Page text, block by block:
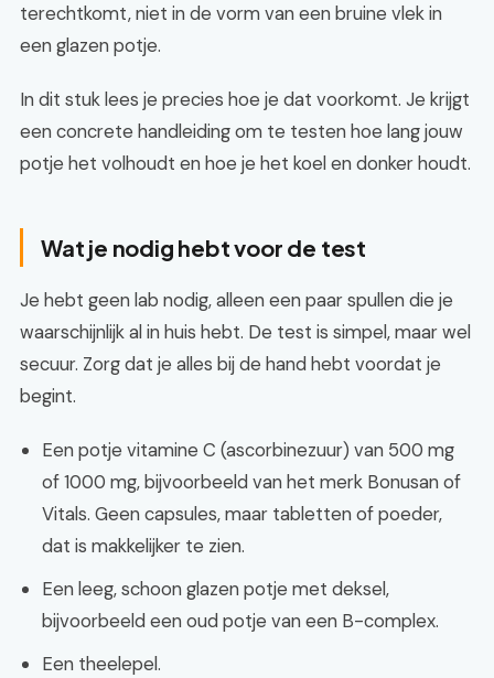
terechtkomt, niet in de vorm van een bruine vlek in
een glazen potje.
In dit stuk lees je precies hoe je dat voorkomt. Je krijgt
een concrete handleiding om te testen hoe lang jouw
potje het volhoudt en hoe je het koel en donker houdt.
Wat je nodig hebt voor de test
Je hebt geen lab nodig, alleen een paar spullen die je
waarschijnlijk al in huis hebt. De test is simpel, maar wel
secuur. Zorg dat je alles bij de hand hebt voordat je
begint.
Een potje vitamine C (ascorbinezuur) van 500 mg
of 1000 mg, bijvoorbeeld van het merk Bonusan of
Vitals. Geen capsules, maar tabletten of poeder,
dat is makkelijker te zien.
Een leeg, schoon glazen potje met deksel,
bijvoorbeeld een oud potje van een B-complex.
Een theelepel.